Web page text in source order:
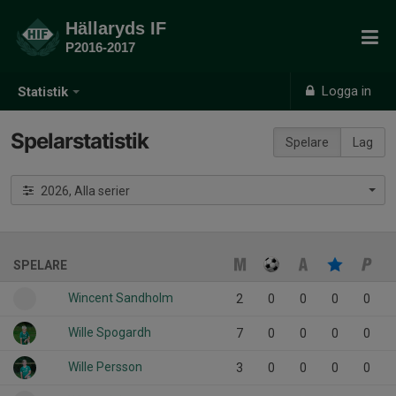
Statistik Logga in
Hällaryds IF
P2016-2017
Spelare Lag
Spelarstatistik
2026, Alla serier
SPELARE
Wincent Sandholm 2 0 0 0 0
Wille Spogardh 7 0 0 0 0
Wille Persson 3 0 0 0 0